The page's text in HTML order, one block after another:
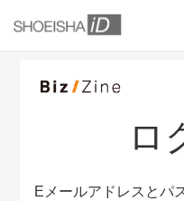
ロ
Eメールアドレスとパ